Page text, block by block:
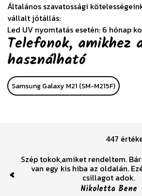
Általános szavatossági
vállalt jótállás:
Led UV nyomtatás esetén: 6 hónap
Telefonok, amikhez
használható
Samsung Galaxy M21 (SM-M215F)
447
Szép tokok,amiket rendeltem.
van egy kis hiba az oldalán.
csillagot adok.
Nikoletta Bene
Previous